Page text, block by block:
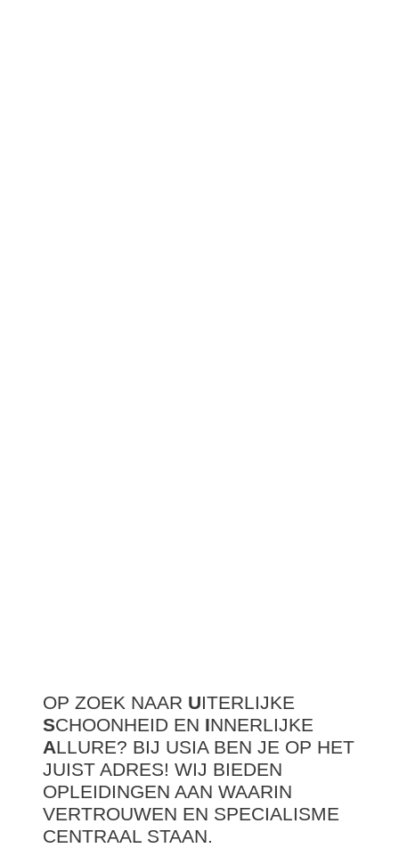
OP ZOEK NAAR UITERLIJKE
SCHOONHEID EN INNERLIJKE
ALLURE? BIJ USIA BEN JE OP HET
JUIST ADRES! WIJ BIEDEN
OPLEIDINGEN AAN WAARIN
VERTROUWEN EN SPECIALISME
CENTRAAL STAAN.